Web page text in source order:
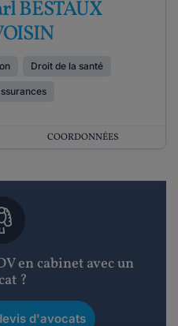
BESTAUX
Droit de la santé
COORDONNÉES
en cabinet avec un
?
d'avocats